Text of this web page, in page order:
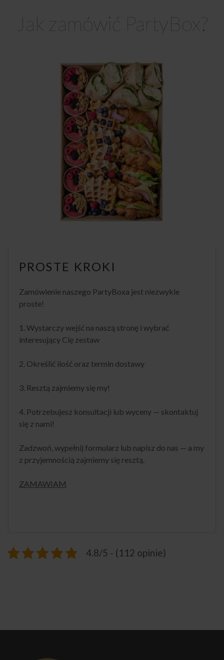
Jak zamówić PartyBox?
PROSTE KROKI
Zamówienie naszego PartyBoxa jest niezwykle
proste!
1. Wystarczy wejść na naszą stronę i wybrać
interesujący Cię zestaw
2. Określić ilość oraz termin dostawy
3. Resztą zajmiemy się my!
4. Potrzebujesz konsultacji lub wyceny — skontaktuj
się z nami!
Zadzwoń, wypełnij formularz lub napisz do nas — a my
z przyjemnością zajmiemy się resztą.
ZAMAWIAM
4.8/5 - (112 opinie)